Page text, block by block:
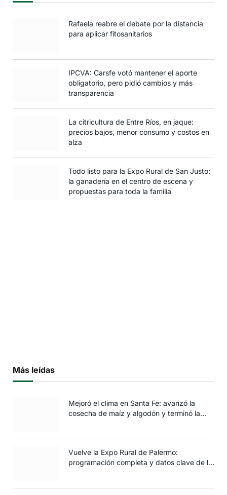
Rafaela reabre el debate por la distancia
para aplicar fitosanitarios
IPCVA: Carsfe votó mantener el aporte
obligatorio, pero pidió cambios y más
transparencia
La citricultura de Entre Ríos, en jaque:
precios bajos, menor consumo y costos en
alza
Todo listo para la Expo Rural de San Justo:
la ganadería en el centro de escena y
propuestas para toda la familia
Más leídas
Mejoró el clima en Santa Fe: avanzó la
cosecha de maíz y algodón y terminó la
Vuelve la Expo Rural de Palermo:
programación completa y datos clave de la